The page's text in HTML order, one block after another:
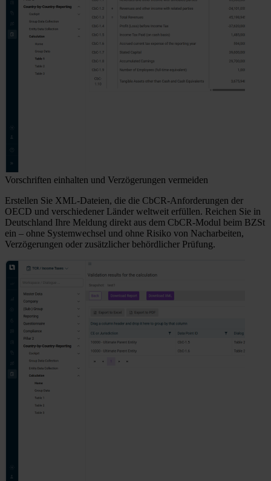
Vorschriften einhalten und Verzögerungen vermeiden
Erstellen Sie XML-Dateien, die die CbCR-Anforderungen der
OECD und verschiedener Länder weltweit erfüllen. Reichen Sie in
Deutschland Ihre Meldung direkt aus dem CbCR-Modul beim BZSt
ein – ohne Systemwechsel und ohne Risiko von Nacharbeiten,
Verzögerungen oder zusätzlicher behördlicher Prüfung.